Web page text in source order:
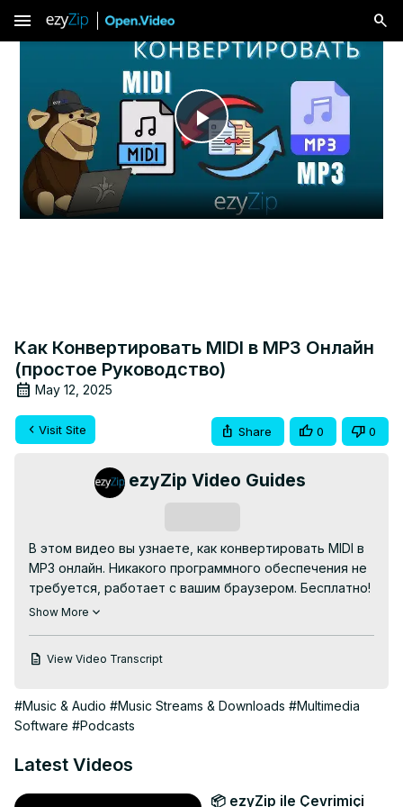
menu
Play
Video
Как Конвертировать MIDI в MP3 Онлайн
(простое Руководство)
May 12, 2025
Visit Site Share 0 0
ezyZip Video Guides
В этом видео вы узнаете, как конвертировать MIDI в
MP3 онлайн. Никакого программного обеспечения не
требуется, работает с вашим браузером. Бесплатно!
Перейдите по ссылке:
помощью ezyZip.
Нажмите «Выбрать файл MIDI для конвертации»,
чтобы открыть окно выбора файлов
2. Нажмите «Конвертировать в MP3». Это запустит
Show More
View Video Transcript
#Music & Audio #Music Streams & Downloads #Multimedia
Software #Podcasts
Latest Videos
📦 ezyZip ile Çevrimiçi